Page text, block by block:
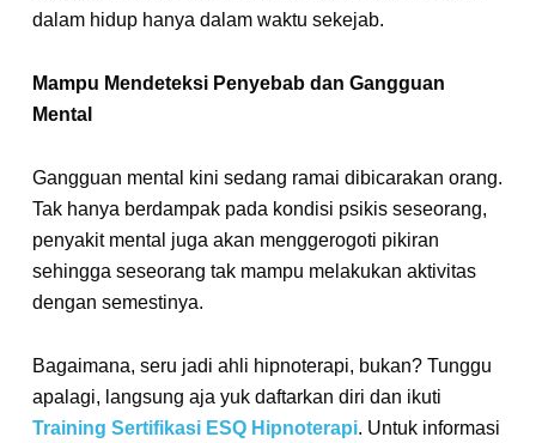
dalam hidup hanya dalam waktu sekejab.
Mampu Mendeteksi Penyebab dan Gangguan
Mental
Gangguan mental kini sedang ramai dibicarakan orang.
Tak hanya berdampak pada kondisi psikis seseorang,
penyakit mental juga akan menggerogoti pikiran
sehingga seseorang tak mampu melakukan aktivitas
dengan semestinya.
Bagaimana, seru jadi ahli hipnoterapi, bukan? Tunggu
apalagi, langsung aja yuk daftarkan diri dan ikuti
Training Sertifikasi ESQ Hipnoterapi. Untuk informasi